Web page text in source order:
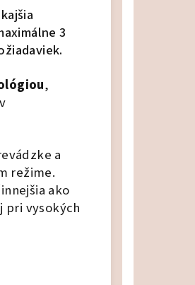
3
,
a
režime.
ako
pri vysokých